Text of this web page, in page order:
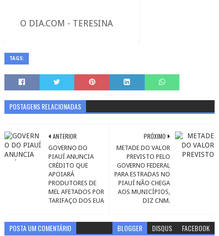
O DIA.COM - TERESINA
TAGS:
POSTAGENS RELACIONADAS
PRÓXIMO
METADE DO VALOR
PREVISTO PELO
GOVERNO FEDERAL
PARA ESTRADAS NO
PIAUÍ NÃO CHEGA
AOS MUNICÍPIOS,
DIZ CNM.
ANTERIOR
GOVERNO DO
PIAUÍ ANUNCIA
CRÉDITO QUE
APOIARÁ
PRODUTORES DE
MEL AFETADOS POR
TARIFAÇO DOS EUA
POSTA UM COMENTÁRIO BLOGGER DISQUS FACEBOOK